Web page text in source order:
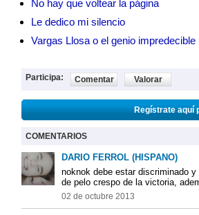
No hay que voltear la página
Le dedico mi silencio
Vargas Llosa o el genio impredecible
Participa: Comentar Valorar
Regístrate aquí
COMENTARIOS
DARIO FERROL (HISPANO)
noknok debe estar discriminado
de pelo crespo de la victoria,
02 de octubre 2013